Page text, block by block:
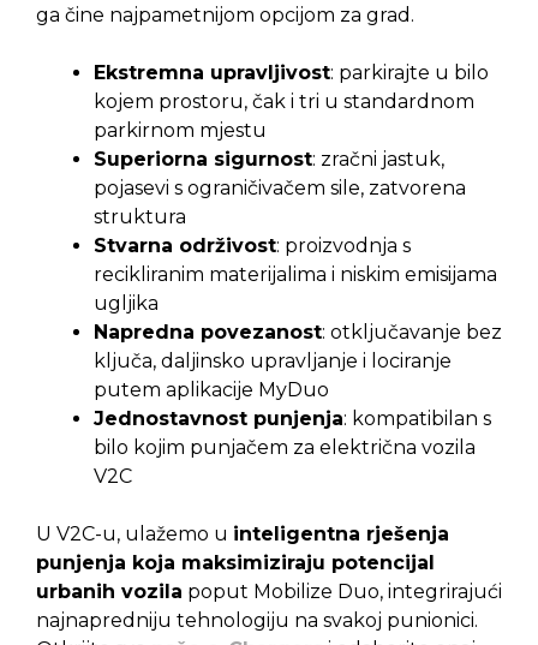
ga čine najpametnijom opcijom za grad.
Ekstremna upravljivost: parkirajte u bilo
kojem prostoru, čak i tri u standardnom
parkirnom mjestu
Superiorna sigurnost: zračni jastuk,
pojasevi s ograničivačem sile, zatvorena
struktura
Stvarna održivost: proizvodnja s
recikliranim materijalima i niskim emisijama
ugljika
Napredna povezanost: otključavanje bez
ključa, daljinsko upravljanje i lociranje
putem aplikacije MyDuo
Jednostavnost punjenja: kompatibilan s
bilo kojim punjačem za električna vozila
V2C
U V2C-u, ulažemo u inteligentna rješenja
punjenja koja maksimiziraju potencijal
urbanih vozila poput Mobilize Duo, integrirajući
najnapredniju tehnologiju na svakoj punionici.